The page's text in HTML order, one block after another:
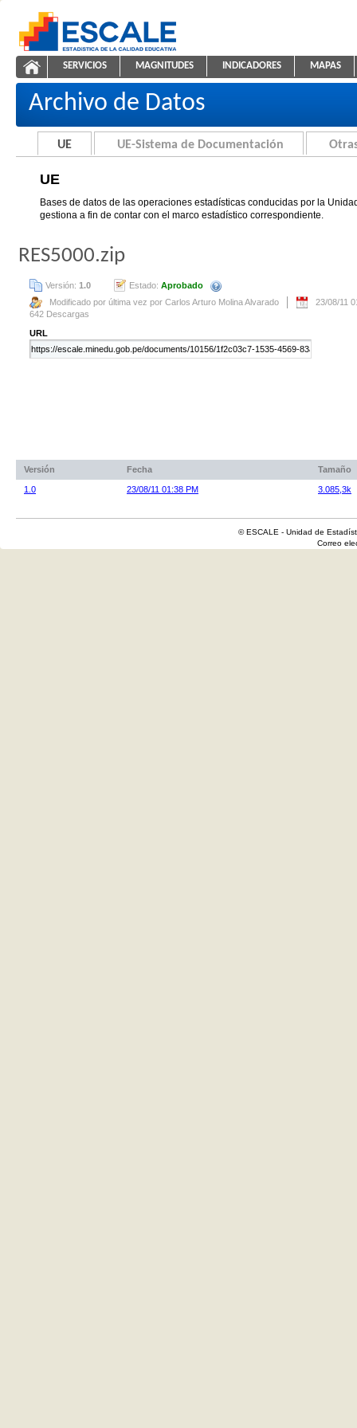
ESCALE - Unidad de Estadística Educativa
UE
NAVEGACIÓN
SERVICIOS MAGNITUDES INDICADORES MAPAS
Archivo de Datos
UE UE-Sistema de Documentación
UE
Bases de datos de las operaciones estadísticas conducidas por la
gestiona a fin de contar con el marco estadístico correspondiente.
RES5000.zip
Versión: 1.0 Estado: Aprobado
Modificado por última vez por Carlos Arturo Molina Alvarado
23/08/11
642 Descargas
URL
Versión Fecha Tamaño
1.0 23/08/11 01:38 PM 3.085,3k
© ESCALE - Unidad de
Correo